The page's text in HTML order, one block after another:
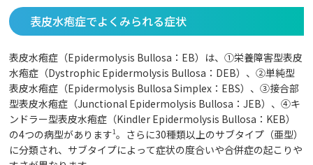
表皮水疱症でよくみられる症状
表皮水疱症（Epidermolysis Bullosa：EB）は、①栄養障害型表皮
水疱症（Dystrophic Epidermolysis Bullosa：DEB）、②単純型
表皮水疱症（Epidermolysis Bullosa Simplex：EBS）、③接合部
型表皮水疱症（Junctional Epidermolysis Bullosa：JEB）、④キ
ンドラー型表皮水疱症（Kindler Epidermolysis Bullosa：KEB）
の4つの病型があります1 。さらに30種類以上のサブタイプ（亜型）
に分類され、サブタイプによって症状の度合いや合併症の起こりや